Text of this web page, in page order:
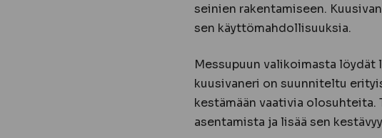
seinien rakentamiseen.
sen käyttömahdollisuuksia.
Messupuun valikoimasta löydät
kuusivaneri on suunniteltu
kestämään vaativia olosuhteita.
asentamista ja lisää sen